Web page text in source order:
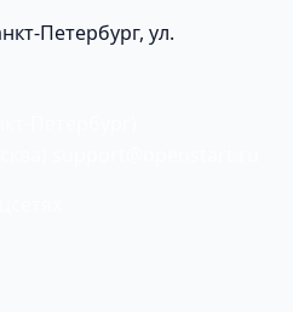
Петербург, ул.